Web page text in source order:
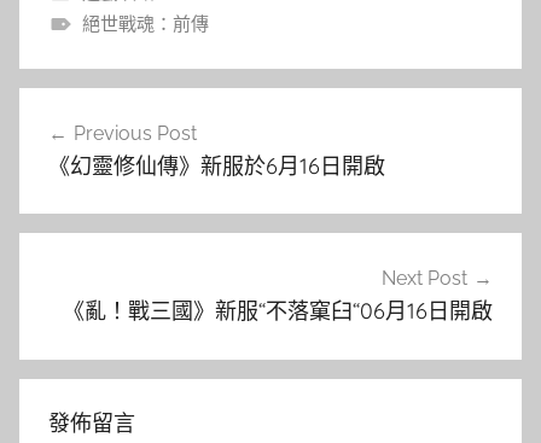
絕世戰魂：前傳
覽
Previous Post
《幻靈修仙傳》新服於6月16日開啟
Next Post
《亂！戰三國》新服“不落窠臼“06月16日開啟
發佈留言